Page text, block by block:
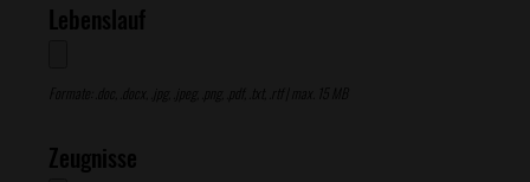
Lebenslauf
Formate: .doc, .docx, .jpg, .jpeg, .png, .pdf, .txt, .rtf | max. 15 MB
Zeugnisse